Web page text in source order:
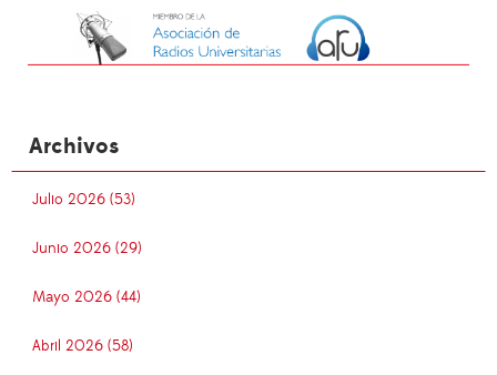
Archivos
Julio 2026 (53)
Junio 2026 (29)
Mayo 2026 (44)
Abril 2026 (58)